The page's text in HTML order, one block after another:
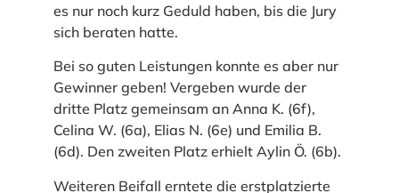
es nur noch kurz Geduld haben, bis die Jury
sich beraten hatte.
Bei so guten Leistungen konnte es aber nur
Gewinner geben! Vergeben wurde der
dritte Platz gemeinsam an Anna K. (6f),
Celina W. (6a), Elias N. (6e) und Emilia B.
(6d). Den zweiten Platz erhielt Aylin Ö. (6b).
Weiteren Beifall erntete die erstplatzierte